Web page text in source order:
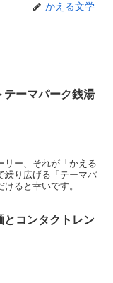
かえる文学
テーマパーク銭湯
リー、それが「かえる
繰り広げる「テーマパ
ると幸いです。
とコンタクトレン